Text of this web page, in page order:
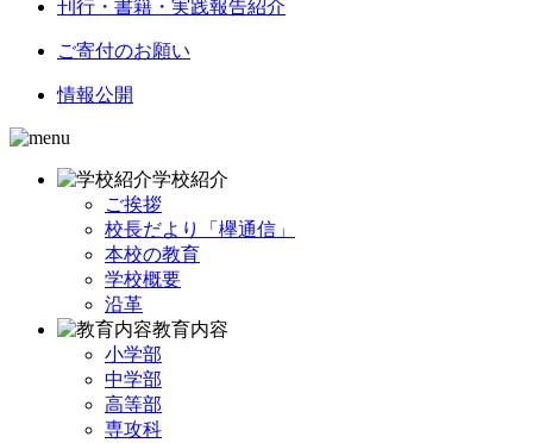
刊行・書籍・実践報告紹介
ご寄付のお願い
情報公開
学校紹介
ご挨拶
校長だより「欅通信」
本校の教育
学校概要
沿革
教育内容
小学部
中学部
高等部
専攻科